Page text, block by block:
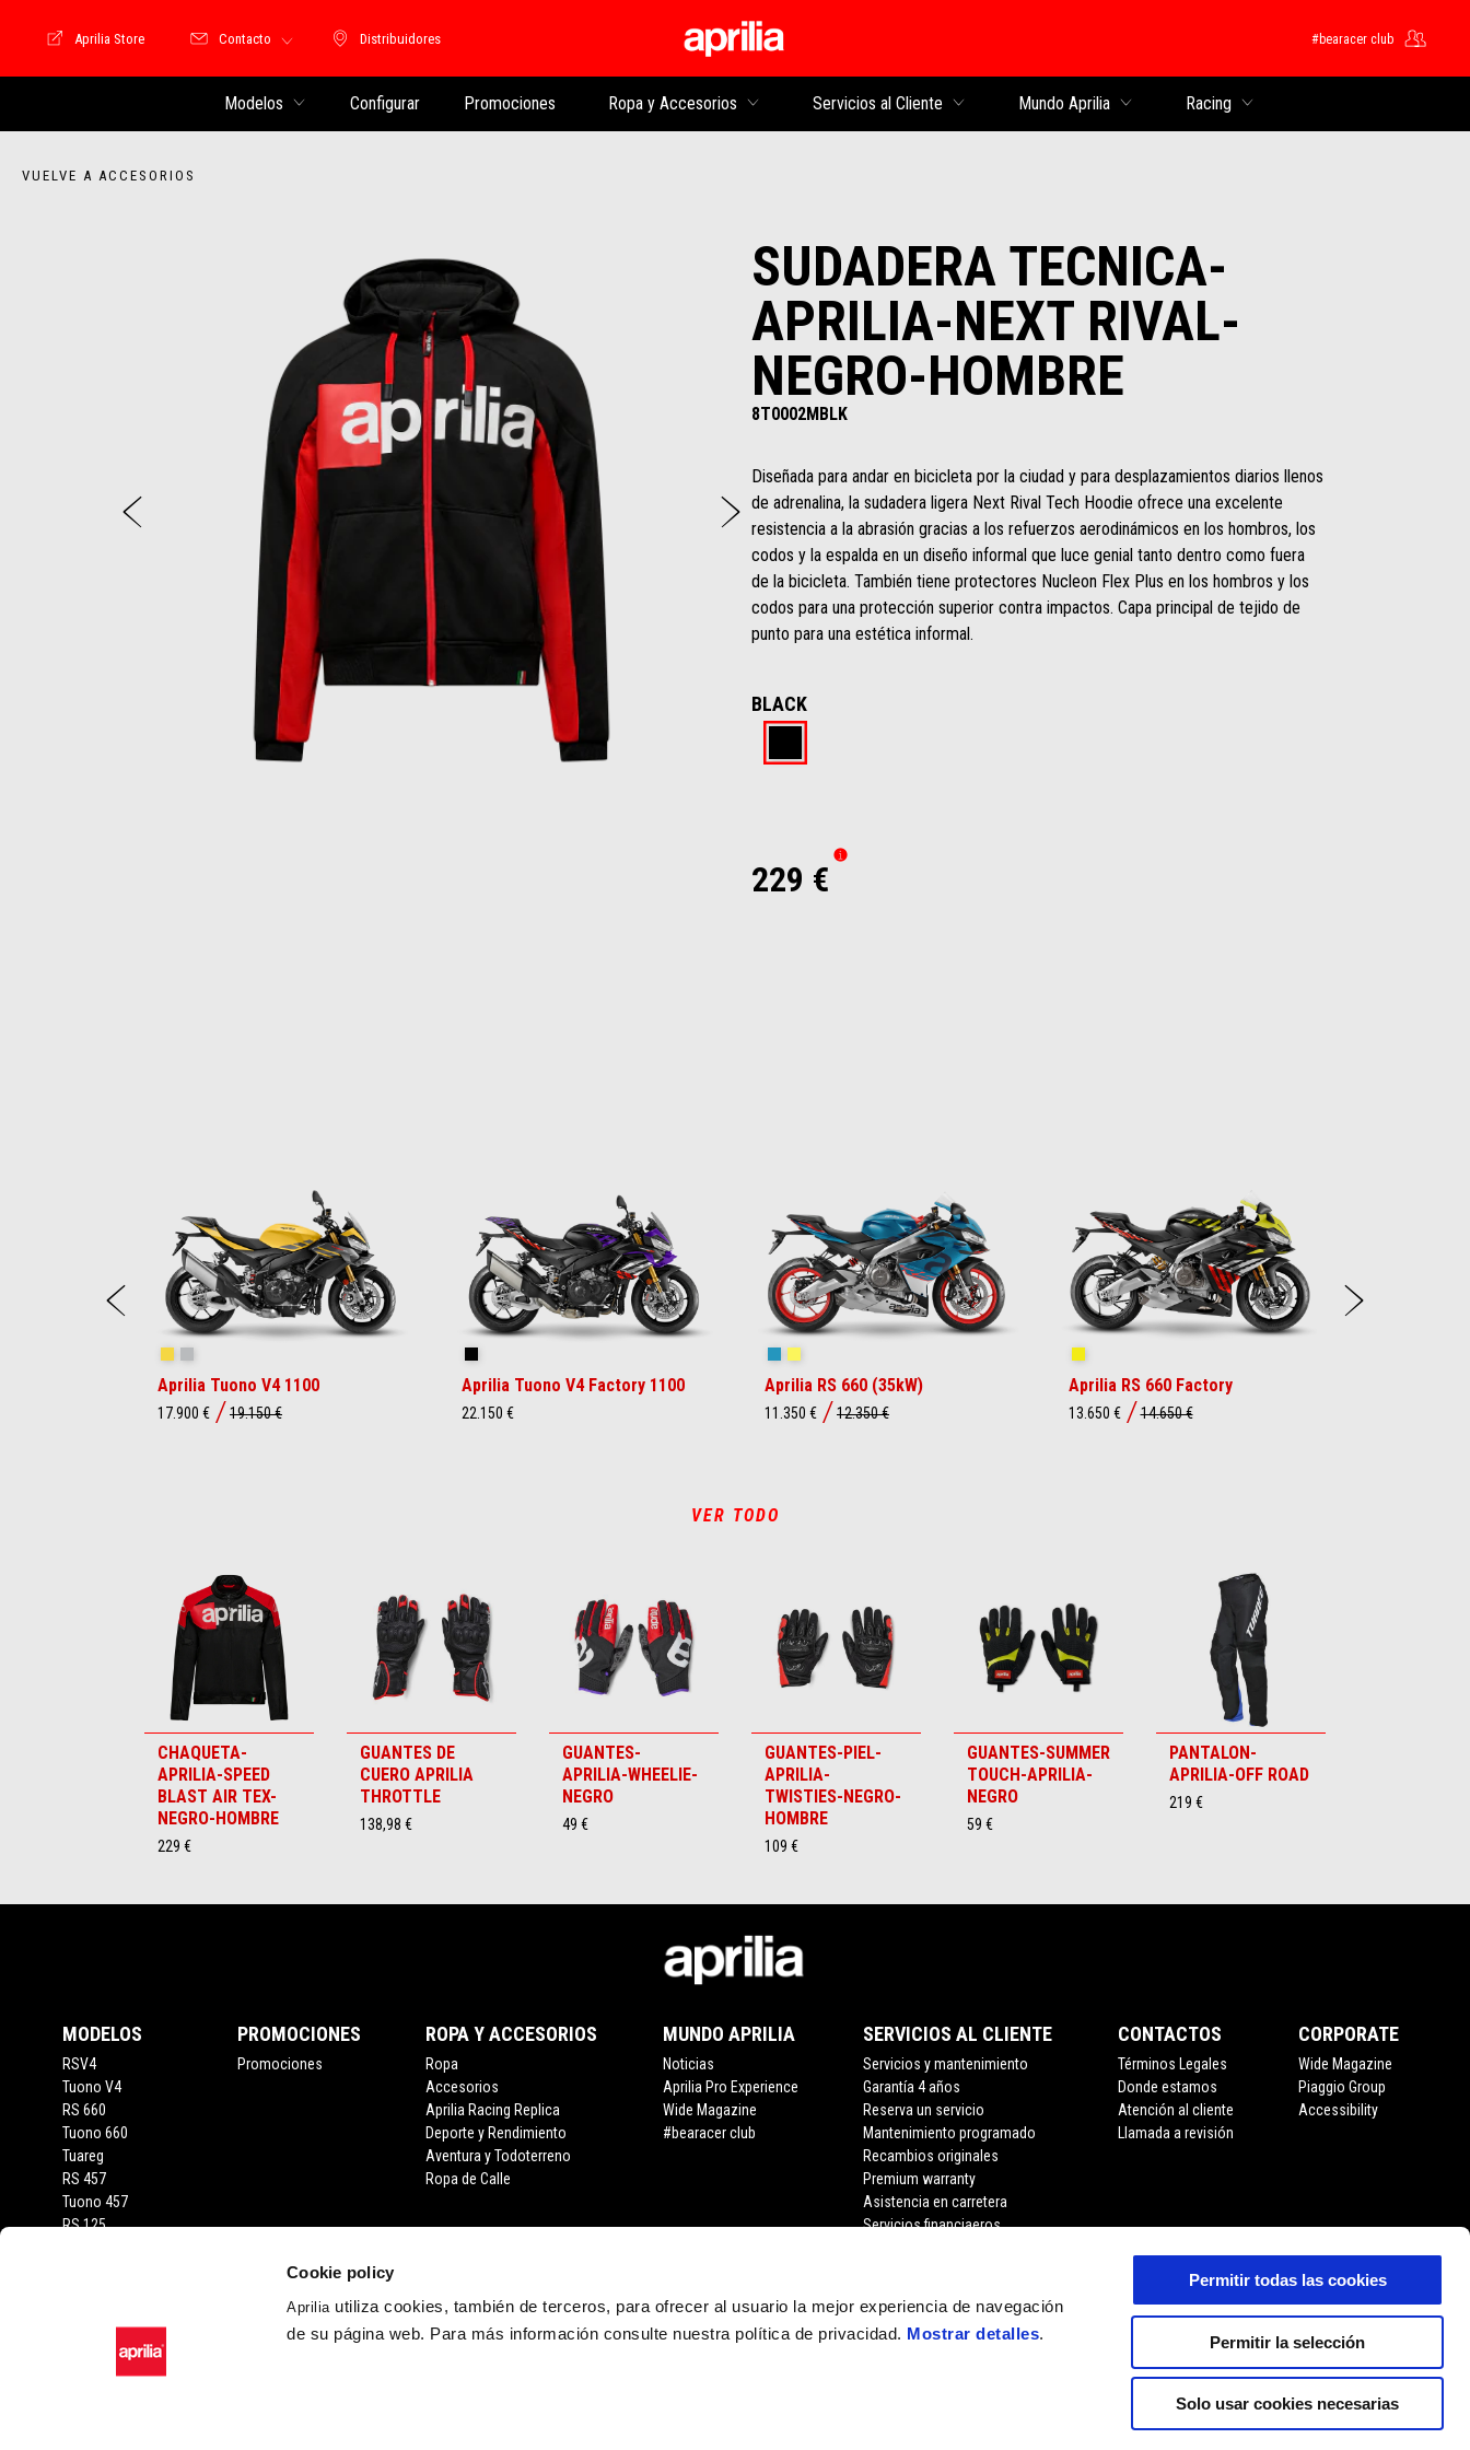
Cookie policy
Aprilia utiliza cookies, también de terceros, para ofrecer al usuario la mejor experiencia de navegación
de su página web. Para más información consulte nuestra política de privacidad. Mostrar detalles.
Permitir todas las cookies
Permitir la selección
Solo usar cookies necesarias
Distribuidores
Distribuidores
Store Motoguzzi
Aprilia Store Contacto #bearacer club
Modelos Configurar Promociones Ropa y Accesorios Servicios al Cliente Mundo Aprilia Racing
VUELVE A ACCESORIOS
SUDADERA TECNICA-
APRILIA-NEXT RIVAL-
NEGRO-HOMBRE
8T0002MBLK
Diseñada para andar en bicicleta por la ciudad y para desplazamientos diarios llenos
de adrenalina, la sudadera ligera Next Rival Tech Hoodie ofrece una excelente
resistencia a la abrasión gracias a los refuerzos aerodinámicos en los hombros, los
codos y la espalda en un diseño informal que luce genial tanto dentro como fuera
de la bicicleta. También tiene protectores Nucleon Flex Plus en los hombros y los
codos para una protección superior contra impactos. Capa principal de tejido de
punto para una estética informal.
BLACK
Anterior Siguiente
229 €
Anterior
Aprilia Tuono V4 1100
17.900 € 19.150 €
Aprilia Tuono V4 Factory 1100
22.150 €
Aprilia RS 660 (35kW)
11.350 € 12.350 €
Aprilia RS 660 Factory
13.650 € 14.650 €
VER TODO
CHAQUETA-
APRILIA-SPEED
BLAST AIR TEX-
NEGRO-HOMBRE
229 €
GUANTES DE
CUERO APRILIA
THROTTLE
138,98 €
GUANTES-
APRILIA-WHEELIE-
NEGRO
49 €
GUANTES-PIEL-
APRILIA-
TWISTIES-NEGRO-
HOMBRE
109 €
GUANTES-SUMMER
TOUCH-APRILIA-
NEGRO
59 €
PANTALON-
APRILIA-OFF ROAD
219 €
MODELOS
RSV4
Tuono V4
RS 660
Tuono 660
Tuareg
RS 457
Tuono 457
RS 125
PROMOCIONES
Promociones
ROPA Y ACCESORIOS
Ropa
Accesorios
Aprilia Racing Replica
Deporte y Rendimiento
Aventura y Todoterreno
Ropa de Calle
MUNDO APRILIA
Noticias
Aprilia Pro Experience
Wide Magazine
#bearacer club
SERVICIOS AL CLIENTE
Servicios y mantenimiento
Garantía 4 años
Reserva un servicio
Mantenimiento programado
Recambios originales
Premium warranty
Asistencia en carretera
Servicios financiaeros
CONTACTOS
Términos Legales
Donde estamos
Atención al cliente
Llamada a revisión
CORPORATE
Wide Magazine
Piaggio Group
Accessibility